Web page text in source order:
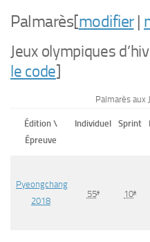
Palmarès[modifier|
Jeux olympiques
le code]
Palmarès aux
Édition \
Épreuve
Individuel Sprint
Pyeongchang
2018
55e 10e